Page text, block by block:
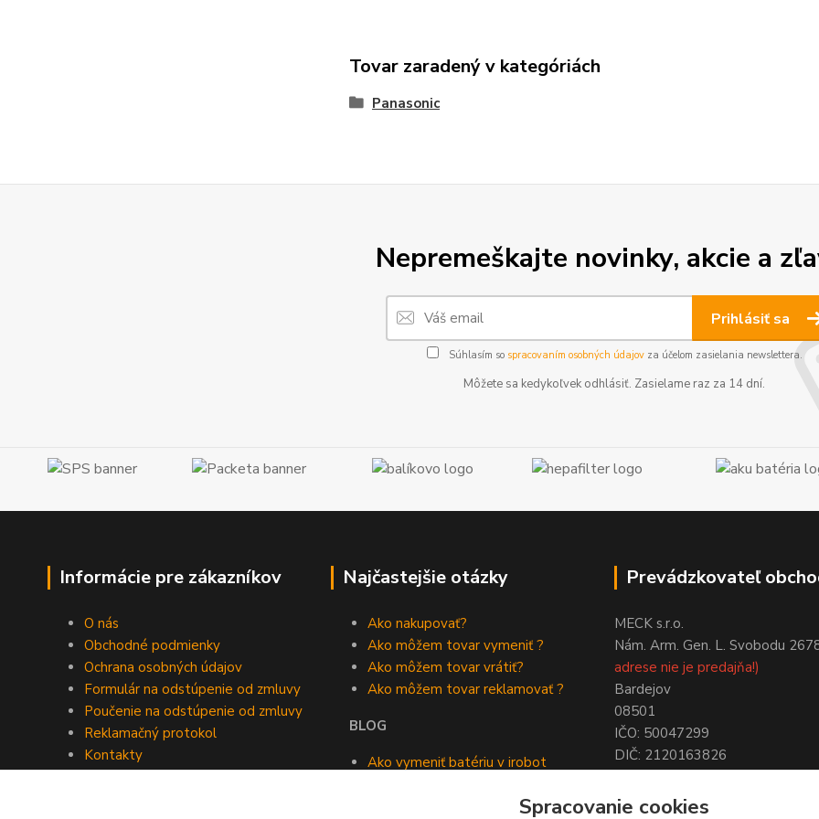
Tovar zaradený v kategóriách
Panasonic
Nepremeškajte novinky, akcie a
Prihlásiť sa
Súhlasím so spracovaním osobných údajovza účelom zasielania newslettera.
Môžete sa kedykoľvek odhlásiť. Zasielame raz za 14 dní.
Informácie pre zákazníkov
O nás
Obchodné podmienky
Ochrana osobných údajov
Formulár na odstúpenie od zmluvy
Poučenie na odstúpenie od zmluvy
Reklamačný protokol
Kontakty
Najčastejšie otázky
Ako nakupovať?
Ako môžem tovar vymeniť ?
Ako môžem tovar vrátiť?
Ako môžem tovar reklamovať ?
BLOG
Ako vymeniť batériu v irobot
Kedy vymeniť batériu roomba
Prevádzkovateľ
MECK s.r.o.
Nám. Arm. Gen. L. Svobodu
adrese nie je predajňa!)
Bardejov
08501
IČO: 50047299
DIČ: 2120163826
Spracovanie cookies